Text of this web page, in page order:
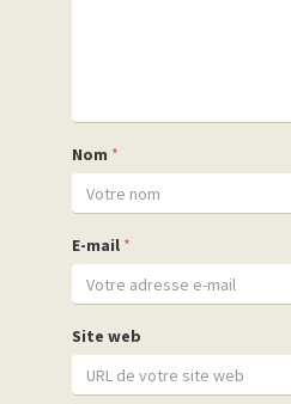
Nom *
E-mail *
Site web